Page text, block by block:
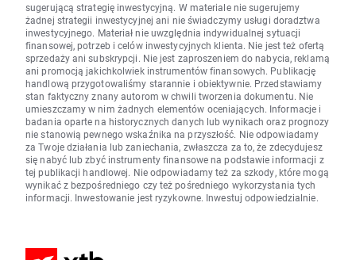
sugerującą strategię inwestycyjną. W materiale nie sugerujemy
żadnej strategii inwestycyjnej ani nie świadczymy usługi doradztwa
inwestycyjnego. Materiał nie uwzględnia indywidualnej sytuacji
finansowej, potrzeb i celów inwestycyjnych klienta. Nie jest też ofertą
sprzedaży ani subskrypcji. Nie jest zaproszeniem do nabycia, reklamą
ani promocją jakichkolwiek instrumentów finansowych. Publikację
handlową przygotowaliśmy starannie i obiektywnie. Przedstawiamy
stan faktyczny znany autorom w chwili tworzenia dokumentu. Nie
umieszczamy w nim żadnych elementów oceniających. Informacje i
badania oparte na historycznych danych lub wynikach oraz prognozy
nie stanowią pewnego wskaźnika na przyszłość. Nie odpowiadamy
za Twoje działania lub zaniechania, zwłaszcza za to, że zdecydujesz
się nabyć lub zbyć instrumenty finansowe na podstawie informacji z
tej publikacji handlowej. Nie odpowiadamy też za szkody, które mogą
wynikać z bezpośredniego czy też pośredniego wykorzystania tych
informacji. Inwestowanie jest ryzykowne. Inwestuj odpowiedzialnie.